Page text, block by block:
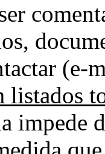
(e-
listados
impede